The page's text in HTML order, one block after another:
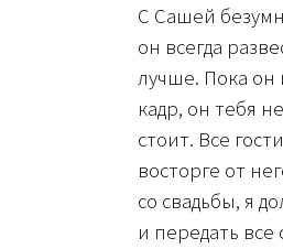
С Сашей
он всегда
лучше. Пока он
кадр, он тебя
стоит. Все
восторге от
со свадьбы, я
и передать все